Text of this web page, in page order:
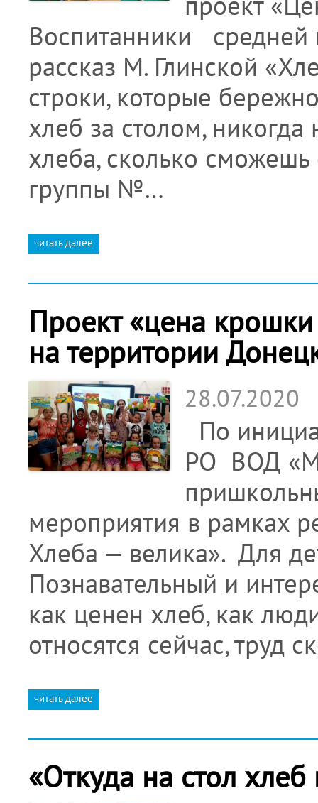
Воспитанники
рассказ М. Глинской
строки, которые
хлеб за столом, никогда
хлеба, сколько
группы №…
читать далее
Проект «цена
на территории
28.07.2020
По
РО ВОД
мероприятия в рамках
Хлеба — велика». Для
Познавательный и
как ценен хлеб, как
относятся сейчас, труд
читать далее
«Откуда на стол